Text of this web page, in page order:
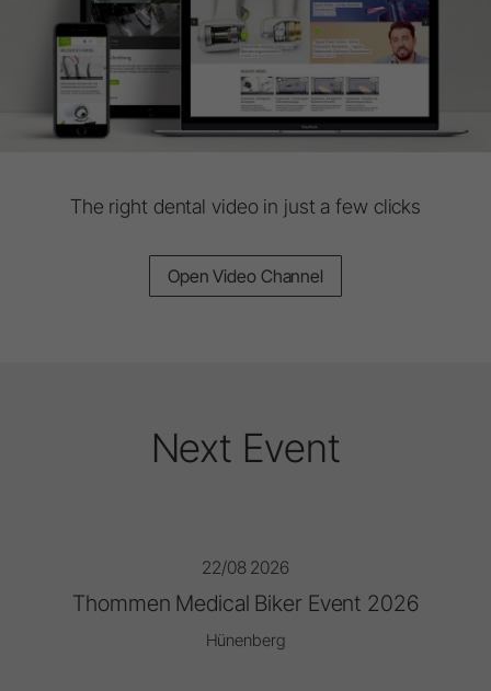
The right dental video in just a few clicks
Open Video Channel
Next Event
22/08 2026
Thommen Medical Biker Event 2026
Hünenberg